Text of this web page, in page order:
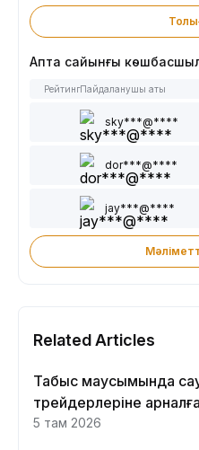
Апта сайынғы
РейтингПайдаланушы аты
sky***@****
dor***@****
jay***@****
Related Articles
Табыс маусымында
трейдерлеріне
5 там 2026